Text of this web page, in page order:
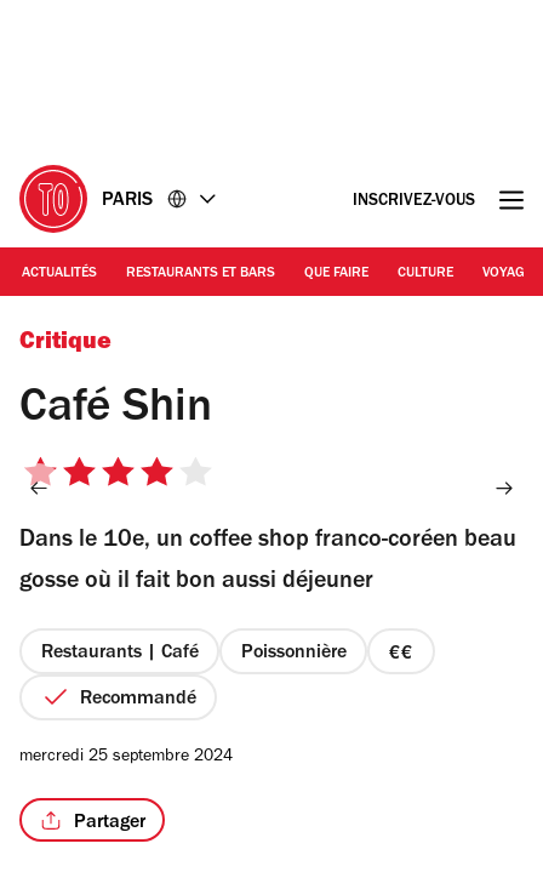
PARIS INSCRIVEZ-VOUS
ACTUALITÉS RESTAURANTS ET BARS QUE FAIRE CULTURE VOYAGE
© Kim Shin Akrich
Critique
Café Shin
4
5
étoiles
Dans le 10e, un coffee shop franco-coréen beau
gosse où il fait bon aussi déjeuner
Restaurants | Café Poissonnière
prix
Recommandé
mercredi 25 septembre 2024
Partager